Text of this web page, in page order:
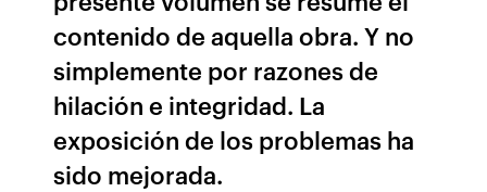
contenido de aquella obra. Y no
simplemente por razones de
hilación e integridad. La
exposición de los problemas ha
sido mejorada.